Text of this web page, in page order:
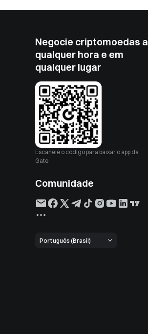
Negocie criptomoedas a
qualquer hora e em
qualquer lugar
Escaneie o código para baixar o app da
Gate
Comunidade
Português (Brasil)